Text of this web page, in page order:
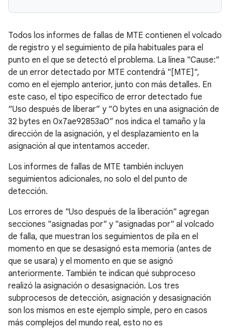
Todos los informes de fallas de MTE contienen el volcado
de registro y el seguimiento de pila habituales para el
punto en el que se detectó el problema. La línea "Cause:"
de un error detectado por MTE contendrá "[MTE]",
como en el ejemplo anterior, junto con más detalles. En
este caso, el tipo específico de error detectado fue
“Uso después de liberar” y “0 bytes en una asignación de
32 bytes en 0x7ae92853a0” nos indica el tamaño y la
dirección de la asignación, y el desplazamiento en la
asignación al que intentamos acceder.
Los informes de fallas de MTE también incluyen
seguimientos adicionales, no solo el del punto de
detección.
Los errores de "Uso después de la liberación" agregan
secciones "asignadas por" y "asignadas por" al volcado
de falla, que muestran los seguimientos de pila en el
momento en que se desasignó esta memoria (antes de
que se usara) y el momento en que se asignó
anteriormente. También te indican qué subproceso
realizó la asignación o desasignación. Los tres
subprocesos de detección, asignación y desasignación
son los mismos en este ejemplo simple, pero en casos
más complejos del mundo real, esto no es